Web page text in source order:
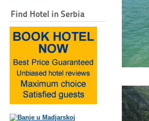
Find Hotel in Serbia